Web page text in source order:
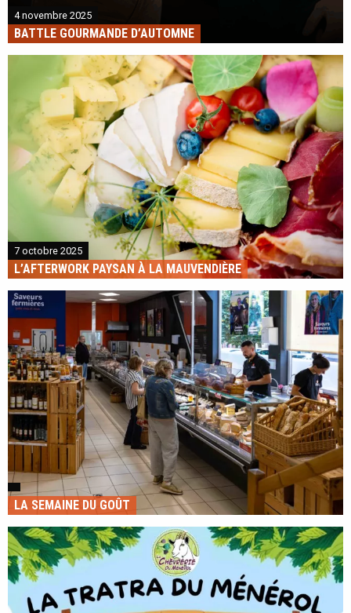
4 novembre 2025
BATTLE GOURMANDE D’AUTOMNE
7 octobre 2025
L’AFTERWORK PAYSAN À LA MAUVENDIÈRE
LA SEMAINE DU GOÛT